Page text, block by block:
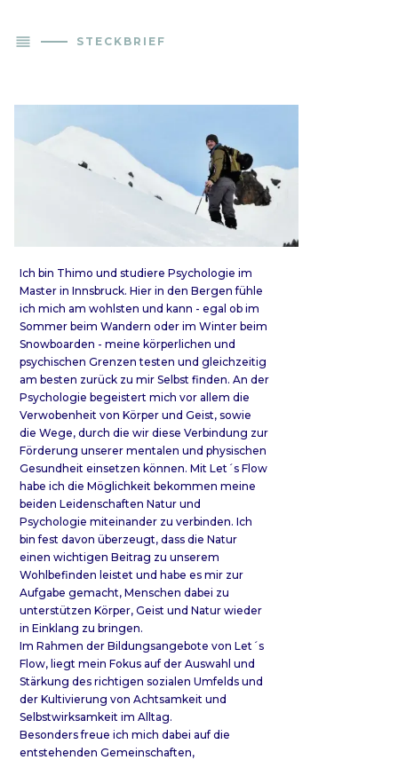
reorder STECKBRIEF
Ich bin Thimo und studiere Psychologie im
Master in Innsbruck. Hier in den Bergen fühle
ich mich am wohlsten und kann - egal ob im
Sommer beim Wandern oder im Winter beim
Snowboarden - meine körperlichen und
psychischen Grenzen testen und gleichzeitig
am besten zurück zu mir Selbst finden. An der
Psychologie begeistert mich vor allem die
Verwobenheit von Körper und Geist, sowie
die Wege, durch die wir diese Verbindung zur
Förderung unserer mentalen und physischen
Gesundheit einsetzen können. Mit Let´s Flow
habe ich die Möglichkeit bekommen meine
beiden Leidenschaften Natur und
Psychologie miteinander zu verbinden. Ich
bin fest davon überzeugt, dass die Natur
einen wichtigen Beitrag zu unserem
Wohlbefinden leistet und habe es mir zur
Aufgabe gemacht, Menschen dabei zu
unterstützen Körper, Geist und Natur wieder
in Einklang zu bringen.
Im Rahmen der Bildungsangebote von Let´s
Flow, liegt mein Fokus auf der Auswahl und
Stärkung des richtigen sozialen Umfelds und
der Kultivierung von Achtsamkeit und
Selbstwirksamkeit im Alltag.
Besonders freue ich mich dabei auf die
entstehenden Gemeinschaften,